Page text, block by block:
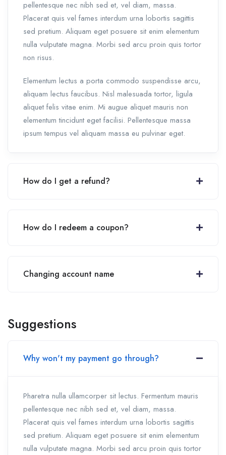
pellentesque nec nibh sed et, vel diam, massa.
Placerat quis vel fames interdum urna lobortis sagittis
sed pretium. Aliquam eget posuere sit enim elementum
nulla vulputate magna. Morbi sed arcu proin quis tortor
non risus.
Elementum lectus a porta commodo suspendisse arcu,
aliquam lectus faucibus. Nisl malesuada tortor, ligula
aliquet felis vitae enim. Mi augue aliquet mauris non
elementum tincidunt eget facilisi. Pellentesque massa
ipsum tempus vel aliquam massa eu pulvinar eget.
How do I get a refund?
How do I redeem a coupon?
Changing account name
Suggestions
Why won't my payment go through?
Pharetra nulla ullamcorper sit lectus. Fermentum mauris
pellentesque nec nibh sed et, vel diam, massa.
Placerat quis vel fames interdum urna lobortis sagittis
sed pretium. Aliquam eget posuere sit enim elementum
nulla vulputate magna. Morbi sed arcu proin quis tortor